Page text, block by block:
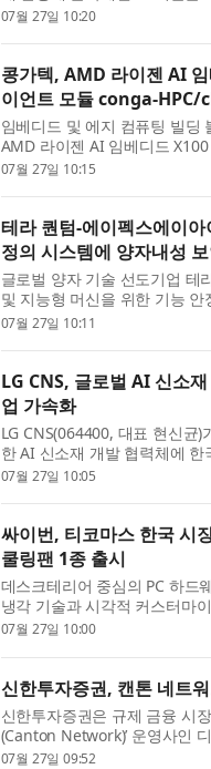
했다. 포스코인터내셔널은 글
07월 27일 10:20
콩가텍, AMD 라이젠 AI
이언트 모듈 conga-HPC/
임베디드 및 에지 컴퓨팅 빌딩
AMD 라이젠 AI 임베디드
사이즈 C 모듈 ‘conga-HPC/
07월 27일 10:15
테라 퀀텀-에이펙스에이
정의 시스템에 양자내성
글로벌 양자 기술 선도기업
및 지능형 머신을 위한 기능
업 에이펙스에이아이(Apex.AI)
07월 27일 10:11
LG CNS, 글로벌 AI 신소
업 가속화
LG CNS(064400, 대표 현신균
한 AI 신소재 개발 협력체에
의 AX 지원을 본격화한다. LG
07월 27일 10:05
싸이번, 티코마스 한국 시
쿨링팬 1종 출시
데스크테리어 중심의 PC 하드
냉각 기술과 시각적 커스터마
(TCOMAS)’를 한국 시장에 공
07월 27일 10:00
신한투자증권, 캔톤 네트
신한투자증권은 규제 금융 시
(Canton Network)’ 운영사인
27일 밝혔다. 이번 투자는 앤
07월 27일 09:52